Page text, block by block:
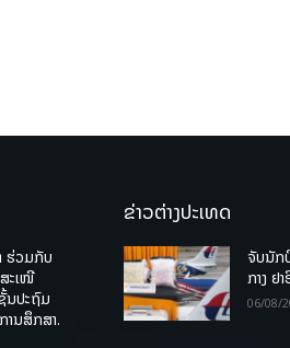
ຮ່ວມກັບ
ະເໜີ
ນປະຖົມ
ານສຶກສາ.
ຂ່າວຕ່າງປະເທດ
ຈັບນັກ
ກາງ ຢ
06/08/